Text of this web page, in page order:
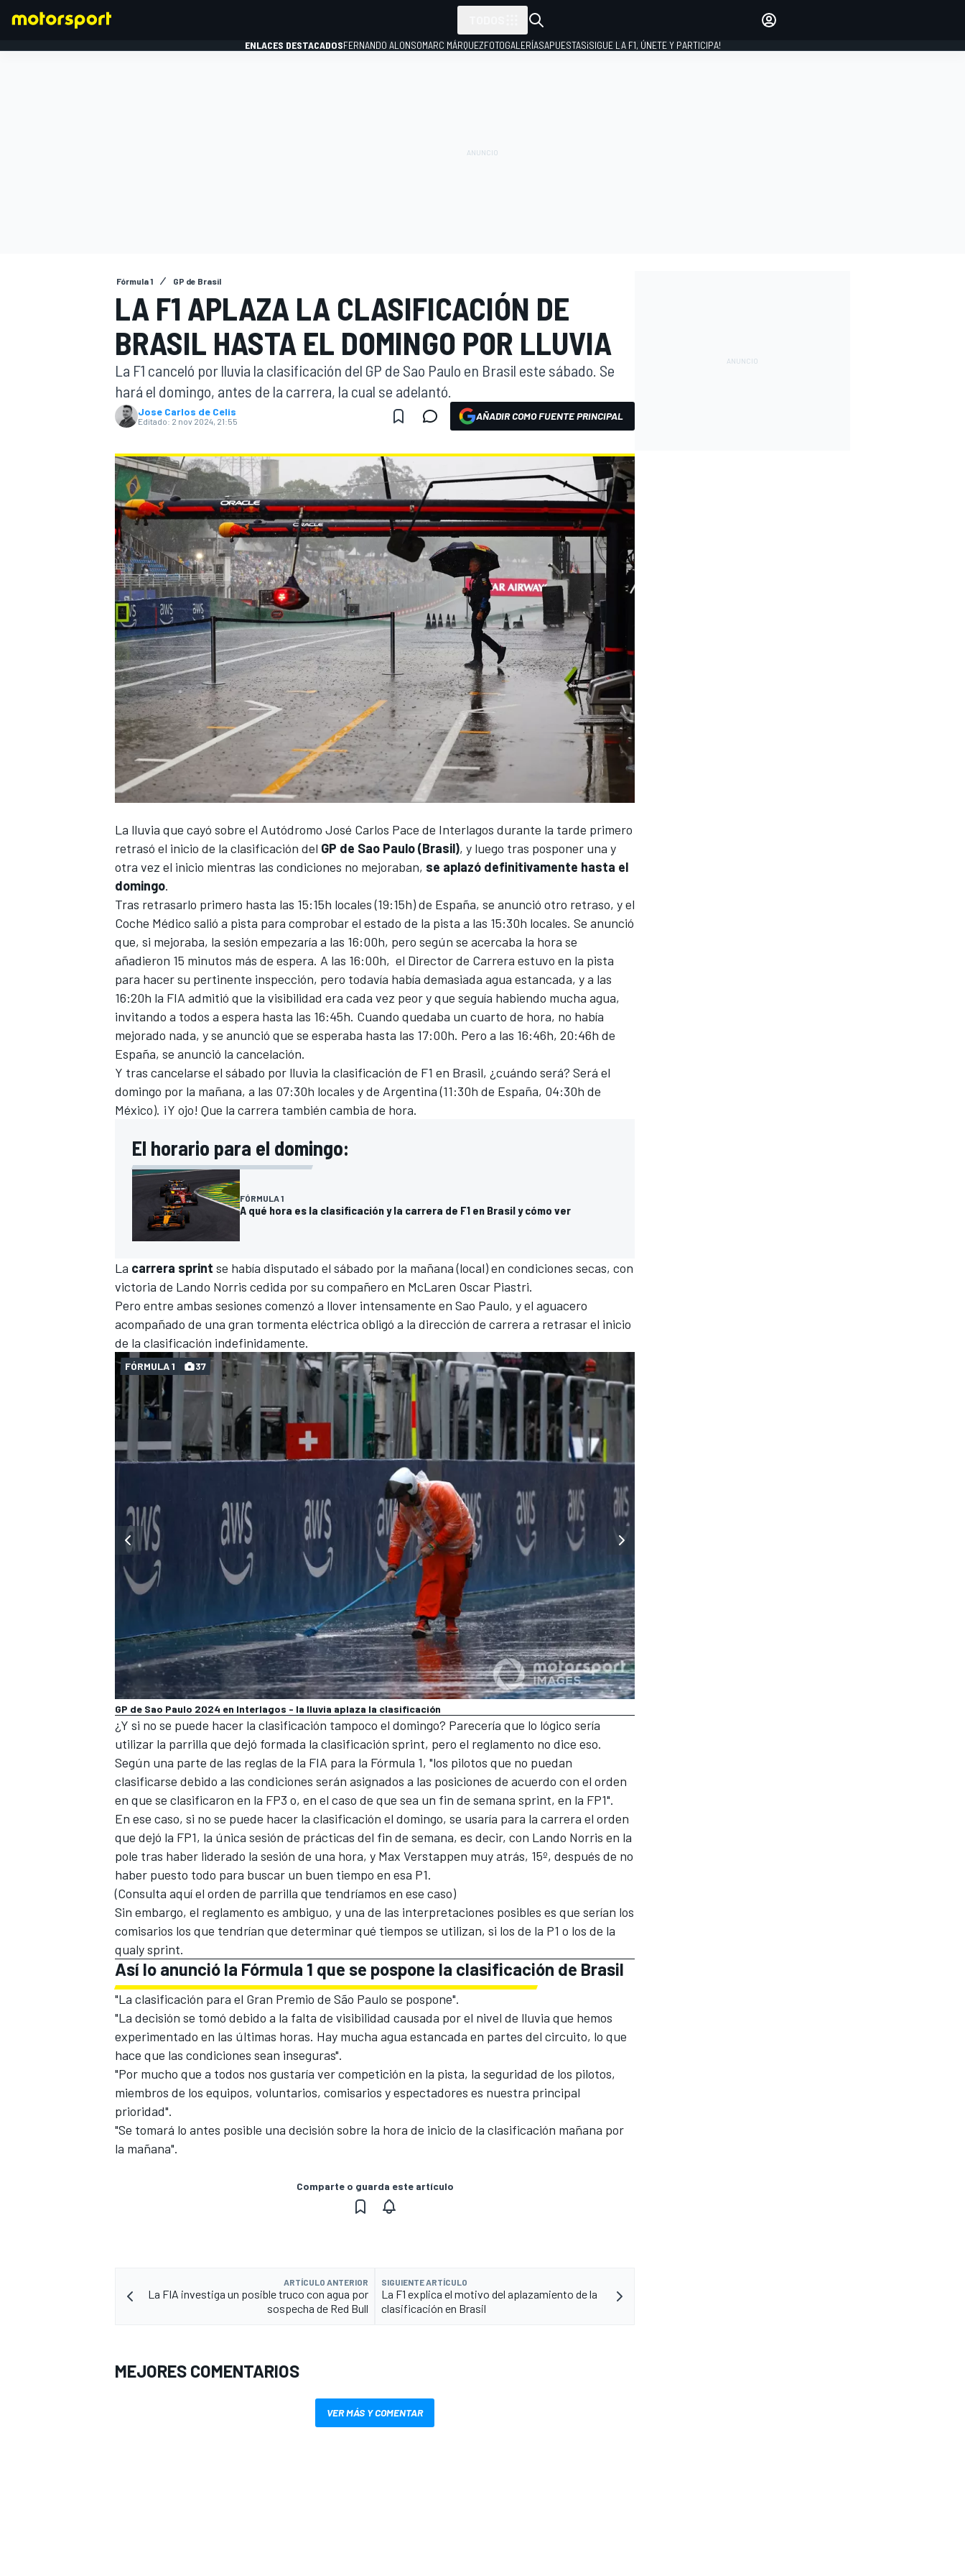
WEC FÓRMULA E
ENLACES DESTACADOSFERNANDO ALONSOMARC MÁRQUEZFOTOGALERÍASAPUESTAS¡SIGUE LA F1, ÚNETE Y PARTICIPA!
Fórmula 1 GP de Brasil
LA F1 APLAZA LA CLASIFICACIÓN DE
BRASIL HASTA EL DOMINGO POR LLUVIA
La F1 canceló por lluvia la clasificación del GP de Sao Paulo en Brasil este sábado. Se
hará el domingo, antes de la carrera, la cual se adelantó.
Jose Carlos de Celis
Editado: 2 nov 2024, 21:55 AÑADIR COMO FUENTE PRINCIPAL
La lluvia que cayó sobre el Autódromo José Carlos Pace de Interlagos durante la tarde primero
retrasó el inicio de la clasificación del GP de Sao Paulo (Brasil), y luego tras posponer una y
otra vez el inicio mientras las condiciones no mejoraban, se aplazó definitivamente hasta el
domingo.
Tras retrasarlo primero hasta las 15:15h locales (19:15h) de España, se anunció otro retraso, y el
Coche Médico salió a pista para comprobar el estado de la pista a las 15:30h locales. Se anunció
que, si mejoraba, la sesión empezaría a las 16:00h, pero según se acercaba la hora se
añadieron 15 minutos más de espera. A las 16:00h, el Director de Carrera estuvo en la pista
para hacer su pertinente inspección, pero todavía había demasiada agua estancada, y a las
16:20h la FIA admitió que la visibilidad era cada vez peor y que seguía habiendo mucha agua,
invitando a todos a espera hasta las 16:45h. Cuando quedaba un cuarto de hora, no había
mejorado nada, y se anunció que se esperaba hasta las 17:00h. Pero a las 16:46h, 20:46h de
España, se anunció la cancelación.
Y tras cancelarse el sábado por lluvia la clasificación de F1 en Brasil, ¿cuándo será? Será el
domingo por la mañana, a las 07:30h locales y de Argentina (11:30h de España, 04:30h de
México). ¡Y ojo! Que la carrera también cambia de hora.
El horario para el domingo:
FÓRMULA 1
A qué hora es la clasificación y la carrera de F1 en Brasil y cómo ver
La carrera sprint se había disputado el sábado por la mañana (local) en condiciones secas, con
victoria de Lando Norris cedida por su compañero en McLaren Oscar Piastri.
Pero entre ambas sesiones comenzó a llover intensamente en Sao Paulo, y el aguacero
acompañado de una gran tormenta eléctrica obligó a la dirección de carrera a retrasar el inicio
de la clasificación indefinidamente.
GP de Sao Paulo 2024 en Interlagos - la lluvia aplaza la clasificación
FÓRMULA 1 37
¿Y si no se puede hacer la clasificación tampoco el domingo? Parecería que lo lógico sería
utilizar la parrilla que dejó formada la clasificación sprint, pero el reglamento no dice eso.
Según una parte de las reglas de la FIA para la Fórmula 1, "los pilotos que no puedan
clasificarse debido a las condiciones serán asignados a las posiciones de acuerdo con el orden
en que se clasificaron en la FP3 o, en el caso de que sea un fin de semana sprint, en la FP1".
En ese caso, si no se puede hacer la clasificación el domingo, se usaría para la carrera el orden
que dejó la FP1, la única sesión de prácticas del fin de semana, es decir, con Lando Norris en la
pole tras haber liderado la sesión de una hora, y Max Verstappen muy atrás, 15º, después de no
haber puesto todo para buscar un buen tiempo en esa P1.
(Consulta aquí el orden de parrilla que tendríamos en ese caso)
Sin embargo, el reglamento es ambiguo, y una de las interpretaciones posibles es que serían los
comisarios los que tendrían que determinar qué tiempos se utilizan, si los de la P1 o los de la
qualy sprint.
Así lo anunció la Fórmula 1 que se pospone la clasificación de Brasil
"La clasificación para el Gran Premio de São Paulo se pospone".
"La decisión se tomó debido a la falta de visibilidad causada por el nivel de lluvia que hemos
experimentado en las últimas horas. Hay mucha agua estancada en partes del circuito, lo que
hace que las condiciones sean inseguras".
"Por mucho que a todos nos gustaría ver competición en la pista, la seguridad de los pilotos,
miembros de los equipos, voluntarios, comisarios y espectadores es nuestra principal
prioridad".
"Se tomará lo antes posible una decisión sobre la hora de inicio de la clasificación mañana por
la mañana".
Comparte o guarda este artículo
ARTÍCULO ANTERIOR
La FIA investiga un posible truco con agua por
sospecha de Red Bull
SIGUIENTE ARTÍCULO
La F1 explica el motivo del aplazamiento de la
clasificación en Brasil
MEJORES COMENTARIOS
VER MÁS Y COMENTAR